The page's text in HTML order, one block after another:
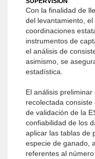
Con la finalidad de
del levantamiento,
coordinaciones
instrumentos de
el análisis de
asimismo, se
estadística.
El análisis
recolectada
de validación de la
confiabilidad de los
aplicar las tablas de
especie de ganado,
referentes al